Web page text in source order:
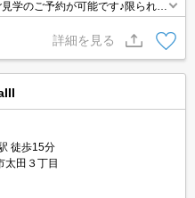
学のご予約が可能です♪限られた
できるようにお手伝いさせてい
い♪
詳細を見る
徒歩15分
太田３丁目